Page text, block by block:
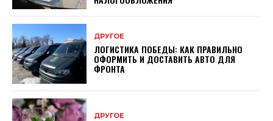
ДРУГОЕ
ЛОГИСТИКА ПОБЕДЫ: КАК ПРАВИЛЬНО
ОФОРМИТЬ И ДОСТАВИТЬ АВТО ДЛЯ
ФРОНТА
ДРУГОЕ